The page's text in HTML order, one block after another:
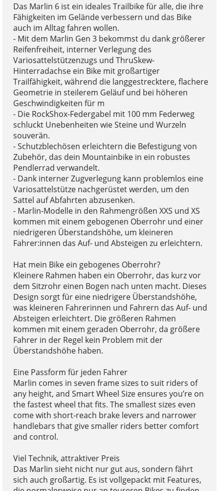
Das Marlin 6 ist ein ideales Trailbike für alle, die ihre
Fähigkeiten im Gelände verbessern und das Bike
auch im Alltag fahren wollen.
- Mit dem Marlin Gen 3 bekommst du dank größerer
Reifenfreiheit, interner Verlegung des
Variosattelstützenzugs und ThruSkew-
Hinterradachse ein Bike mit großartiger
Trailfähigkeit, während die langgestrecktere, flachere
Geometrie in steilerem Geläuf und bei höheren
Geschwindigkeiten für m
- Die RockShox-Federgabel mit 100 mm Federweg
schluckt Unebenheiten wie Steine und Wurzeln
souverän.
- Schutzblechösen erleichtern die Befestigung von
Zubehör, das dein Mountainbike in ein robustes
Pendlerrad verwandelt.
- Dank interner Zugverlegung kann problemlos eine
Variosattelstütze nachgerüstet werden, um den
Sattel auf Abfahrten abzusenken.
- Marlin-Modelle in den Rahmengrößen XXS und XS
kommen mit einem gebogenen Oberrohr und einer
niedrigeren Überstandshöhe, um kleineren
Fahrer:innen das Auf- und Absteigen zu erleichtern.
Hat mein Bike ein gebogenes Oberrohr?
Kleinere Rahmen haben ein Oberrohr, das kurz vor
dem Sitzrohr einen Bogen nach unten macht. Dieses
Design sorgt für eine niedrigere Überstandshöhe,
was kleineren Fahrerinnen und Fahrern das Auf- und
Absteigen erleichtert. Die größeren Rahmen
kommen mit einem geraden Oberrohr, da größere
Fahrer in der Regel kein Problem mit der
Überstandshöhe haben.
Eine Passform für jeden Fahrer
Marlin comes in seven frame sizes to suit riders of
any height, and Smart Wheel Size ensures you’re on
the fastest wheel that fits. The smallest sizes even
come with short-reach brake levers and narrower
handlebars that give smaller riders better comfort
and control.
Viel Technik, attraktiver Preis
Das Marlin sieht nicht nur gut aus, sondern fährt
sich auch großartig. Es ist vollgepackt mit Features,